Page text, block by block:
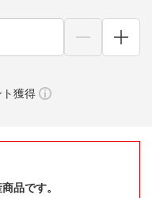
ト獲得
品です。